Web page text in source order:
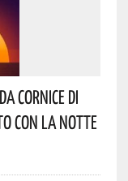
Cornice Di
Con La Notte